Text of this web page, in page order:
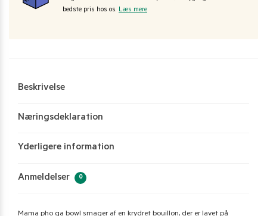
bedste pris hos os. Læs mere
Beskrivelse
Næringsdeklaration
Yderligere information
Anmeldelser 0
Mama pho ga bowl smager af en krydret bouillon, der er lavet på